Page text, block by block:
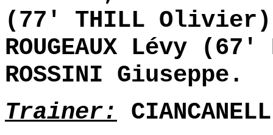
(77' THILL Olivier),
ROUGEAUX Lévy
ROSSINI Giuseppe.
Trainer: